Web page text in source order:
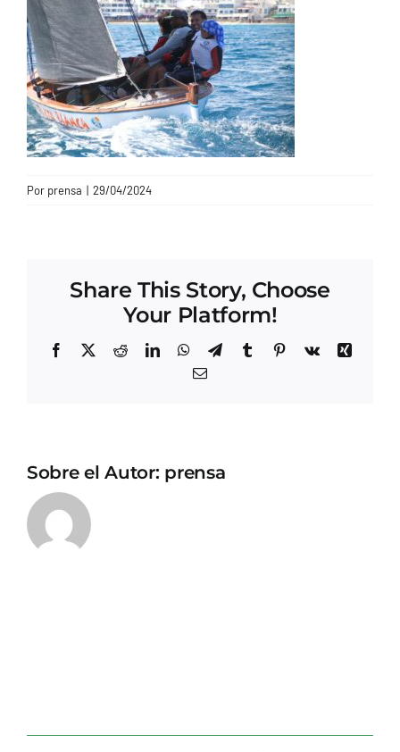
CONTACTO
Por prensa | 29/04/2024
Share This Story, Choose
Your Platform!
Facebook
X RedditLinkedInWhatsApp
TelegramTumblrPinterest
Vk
Xing
Correo
Sobre el Autor: prensa